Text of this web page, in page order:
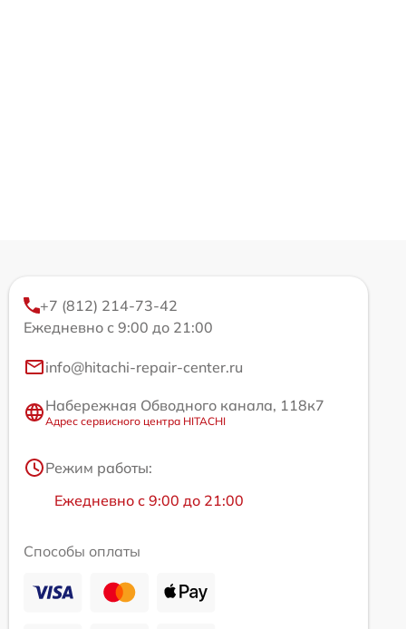
+7 (812) 214-73-42
Ежедневно с 9:00 до 21:00
info@hitachi-repair-center.ru
Набережная Обводного канала, 118к7
Адрес сервисного центра HITACHI
Режим работы:
Ежедневно с 9:00 до 21:00
Способы оплаты